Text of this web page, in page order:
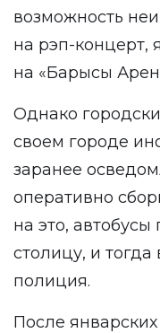
возможность
на рэп-концерт,
на «Барысы
Однако
своем городе
заранее
оперативно
на это,
столицу, и
полиция.
После